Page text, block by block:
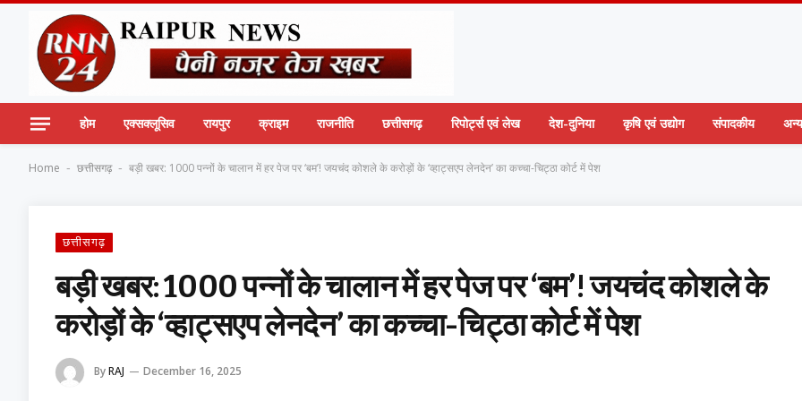
होम एक्सक्लूसिव रायपुर क्राइम राजनीति छत्तीसगढ़ रिपोर्ट्स एवं लेख देश-दुनिया कृषि एवं उद्योग संपादकीय अन्य
Home - छत्तीसगढ़ - बड़ी खबर: 1000 पन्नों के चालान में हर पेज पर ‘बम’! जयचंद कोशले के करोड़ों के ‘व्हाट्सएप लेनदेन’ का कच्चा-चिट्ठा कोर्ट में पेश
छत्तीसगढ़
बड़ी खबर: 1000 पन्नों के चालान में हर पेज पर ‘बम’! जयचंद कोशले के
करोड़ों के ‘व्हाट्सएप लेनदेन’ का कच्चा-चिट्ठा कोर्ट में पेश
ByRAJ December 16, 2025